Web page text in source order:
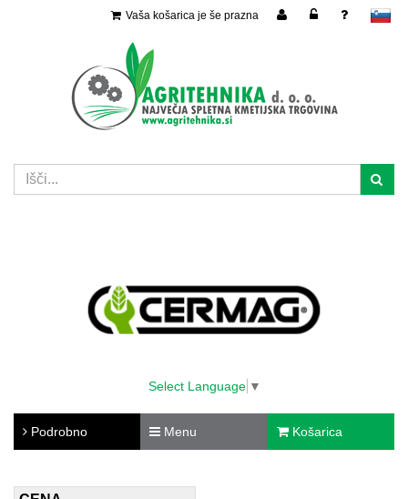
slovensko
Vaša košarica je še prazna
Select Language ▼
Podrobno Menu Košarica